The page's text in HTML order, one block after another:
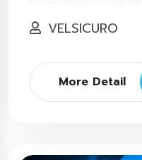
VELSICURO
More Detail